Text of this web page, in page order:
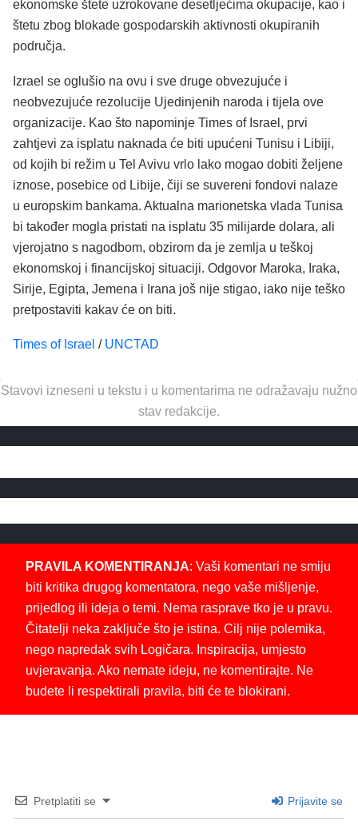
ekonomske štete uzrokovane desetljećima okupacije, kao i
štetu zbog blokade gospodarskih aktivnosti okupiranih
područja.
Izrael se oglušio na ovu i sve druge obvezujuće i
neobvezujuće rezolucije Ujedinjenih naroda i tijela ove
organizacije. Kao što napominje Times of Israel, prvi
zahtjevi za isplatu naknada će biti upućeni Tunisu i Libiji,
od kojih bi režim u Tel Avivu vrlo lako mogao dobiti željene
iznose, posebice od Libije, čiji se suvereni fondovi nalaze
u europskim bankama. Aktualna marionetska vlada Tunisa
bi također mogla pristati na isplatu 35 milijarde dolara, ali
vjerojatno s nagodbom, obzirom da je zemlja u teškoj
ekonomskoj i financijskoj situaciji. Odgovor Maroka, Iraka,
Sirije, Egipta, Jemena i Irana još nije stigao, iako nije teško
pretpostaviti kakav će on biti.
Times of Israel / UNCTAD
Stavovi izneseni u tekstu i u komentarima ne odražavaju nužno
stav redakcije.
PRAVILA KOMENTIRANJA: Vaši komentari ne smiju
biti kritika drugog komentatora, nego vaše mišljenje,
prijedlog ili ideja o temi. Nema rasprave tko je u pravu.
Čitatelji neka zaključe što je istina. Cilj nije polemika,
nego napredak svih Logičara. Inspiracija, umjesto
uvjeravanja. Ako nemate ideju, ne komentirajte. Ne
budete li respektirali pravila, biti će te blokirani.
Pretplatiti se Prijavite se